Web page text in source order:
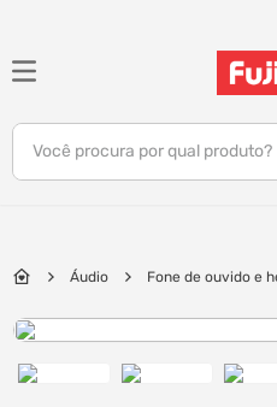
Você procura por qual
Áudio Fone de ouvido e
1
5